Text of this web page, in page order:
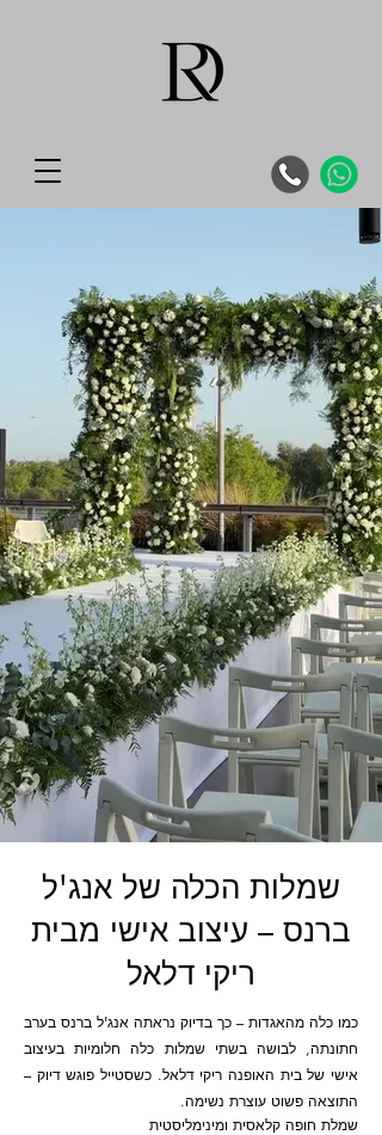
שמלות הכלה של אנג'ל
ברנס – עיצוב אישי מבית
ריקי דלאל
כמו כלה מהאגדות – כך בדיוק נראתה אנג'ל ברנס בערב
חתונתה, לבושה בשתי שמלות כלה חלומיות בעיצוב
אישי של בית האופנה ריקי דלאל. כשסטייל פוגש דיוק –
התוצאה פשוט עוצרת נשימה.
שמלת חופה קלאסית ומינימליסטית